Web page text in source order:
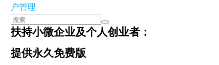
户管理
扶持小微企业及个人创业者：
提供永久免费版